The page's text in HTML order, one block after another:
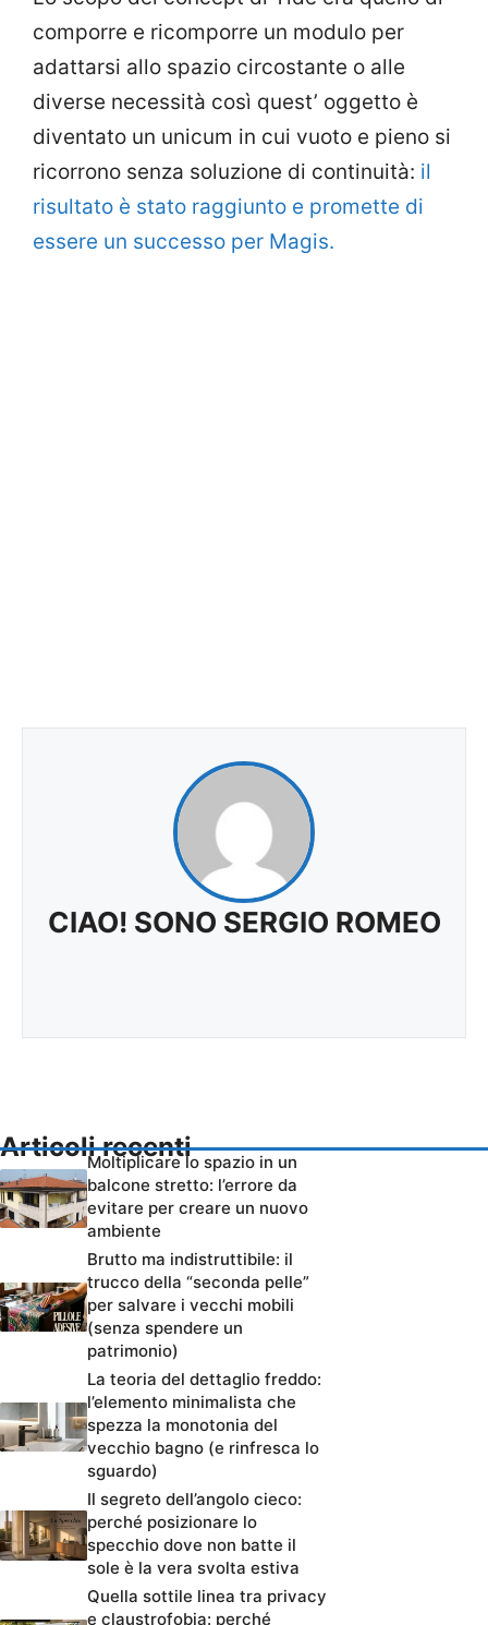
comporre e ricomporre un modulo per
adattarsi allo spazio circostante o alle
diverse necessità così quest’ oggetto è
diventato un unicum in cui vuoto e pieno si
ricorrono senza soluzione di continuità: il
risultato è stato raggiunto e promette di
essere un successo per Magis.
CIAO! SONO SERGIO ROMEO
Articoli recenti
Moltiplicare lo spazio in un
balcone stretto: l’errore da
evitare per creare un nuovo
ambiente
Brutto ma indistruttibile: il
trucco della “seconda pelle”
per salvare i vecchi mobili
(senza spendere un
patrimonio)
La teoria del dettaglio freddo:
l’elemento minimalista che
spezza la monotonia del
vecchio bagno (e rinfresca lo
sguardo)
Il segreto dell’angolo cieco:
perché posizionare lo
specchio dove non batte il
sole è la vera svolta estiva
Quella sottile linea tra privacy
e claustrofobia: perché